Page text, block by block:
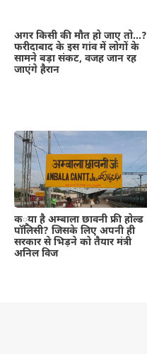
अगर किसी की मौत हो जाए तो…?
फरीदाबाद के इस गांव में लोगों के
सामने बड़ा संकट, वजह जान रह
जाएंगे हैरान
क्या है अम्बाला छावनी फ्री होल्ड
पॉलिसी? जिसके लिए अपनी ही
सरकार से भिड़ने को तैयार मंत्री
अनिल विज